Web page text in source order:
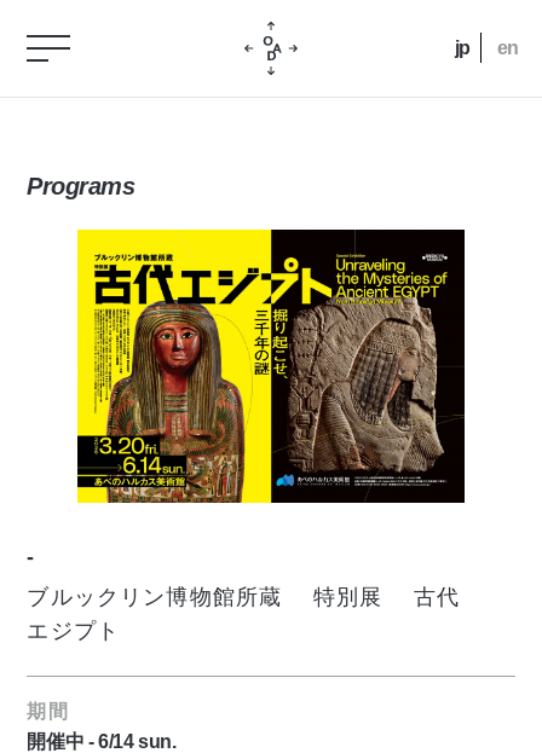
jp en
Programs
-
ブルックリン博物館所蔵 特別展 古代
エジプト
期間
開催中 - 6/14 sun.